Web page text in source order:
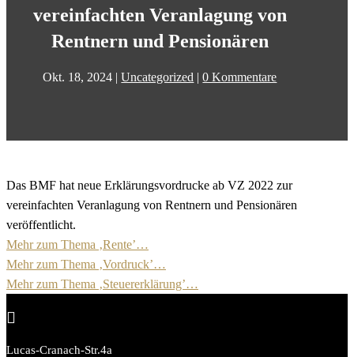
vereinfachten Veranlagung von
Rentnern und Pensionären
Okt. 18, 2024 |Uncategorized |0 Kommentare
Das BMF hat neue Erklärungsvordrucke ab VZ 2022 zur
vereinfachten Veranlagung von Rentnern und Pensionären
veröffentlicht.
Mehr zum Thema ‚Rente’…
Mehr zum Thema ‚Vordruck’…
Mehr zum Thema ‚Steuererklärung’…

Lucas-Cranach-Str.4a